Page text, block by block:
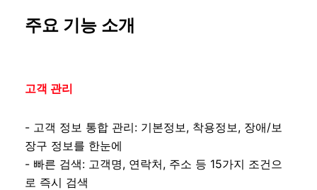
주요 기능 소개
고객 관리
- 고객 정보 통합 관리: 기본정보, 착용정보, 장애/보
장구 정보를 한눈에
- 빠른 검색: 고객명, 연락처, 주소 등 15가지 조건으
로 즉시 검색